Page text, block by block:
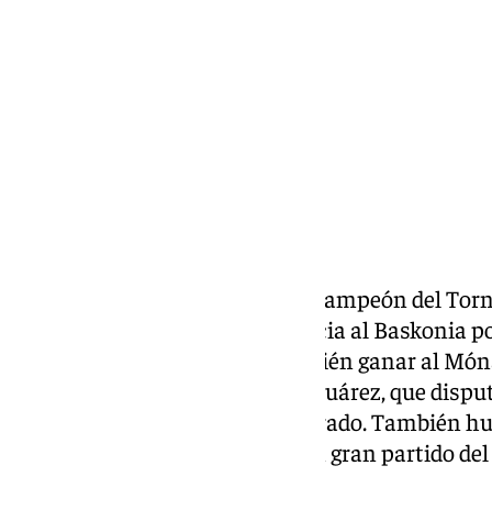
El Unicaja revalida el título de campeón del
vencieron con gran contundencia al Baskonia
puesto del triangular tras también ganar al
partido homenaje para Carlos Suárez, que
carrera vistiendo de verde y morado. También
minutos de Balcerowski. Fue un gran partido